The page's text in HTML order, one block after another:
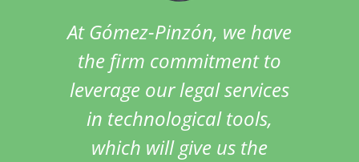
At Gómez-Pinzón, we have
the firm commitment to
leverage our legal services
in technological tools,
which will give us the